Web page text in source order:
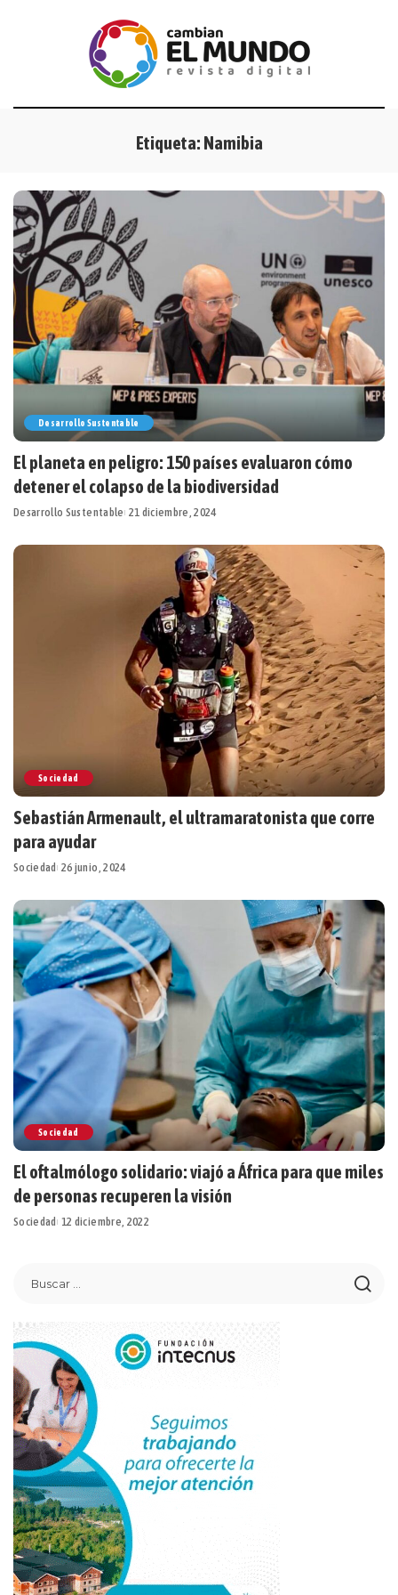
Etiqueta: Namibia
Desarrollo Sustentable
El planeta en peligro: 150 países evaluaron cómo
detener el colapso de la biodiversidad
Desarrollo Sustentable 21 diciembre, 2024
Sociedad
Sebastián Armenault, el ultramaratonista que corre
para ayudar
Sociedad 26 junio, 2024
Sociedad
El oftalmólogo solidario: viajó a África para que miles
de personas recuperen la visión
Sociedad 12 diciembre, 2022